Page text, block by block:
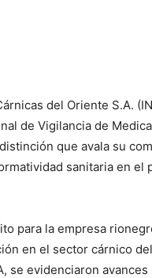
del Oriente S.A.
de Vigilancia de
que avala su
sanitaria en el
para la empresa
en el sector cárnico
se evidenciaron